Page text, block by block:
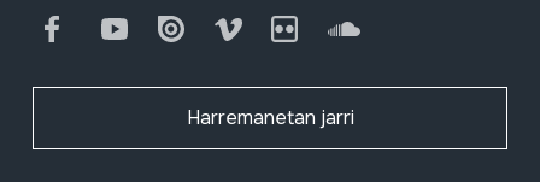
FacebookYoutube Issuu Vimeo Flickr SoundCloud
Harremanetan jarri